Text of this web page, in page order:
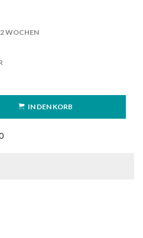
WOCHEN
IN DEN KORB